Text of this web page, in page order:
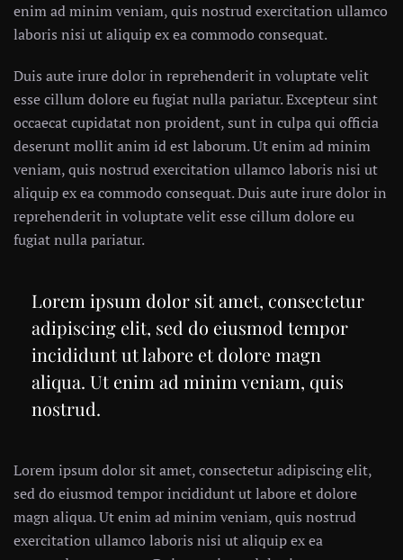
enim ad minim veniam, quis nostrud exercitation ullamco
laboris nisi ut aliquip ex ea commodo consequat.
Duis aute irure dolor in reprehenderit in voluptate velit
esse cillum dolore eu fugiat nulla pariatur. Excepteur sint
occaecat cupidatat non proident, sunt in culpa qui officia
deserunt mollit anim id est laborum. Ut enim ad minim
veniam, quis nostrud exercitation ullamco laboris nisi ut
aliquip ex ea commodo consequat. Duis aute irure dolor in
reprehenderit in voluptate velit esse cillum dolore eu
fugiat nulla pariatur.
Lorem ipsum dolor sit amet, consectetur
adipiscing elit, sed do eiusmod tempor
incididunt ut labore et dolore magn
aliqua. Ut enim ad minim veniam, quis
nostrud.
Lorem ipsum dolor sit amet, consectetur adipiscing elit,
sed do eiusmod tempor incididunt ut labore et dolore
magn aliqua. Ut enim ad minim veniam, quis nostrud
exercitation ullamco laboris nisi ut aliquip ex ea